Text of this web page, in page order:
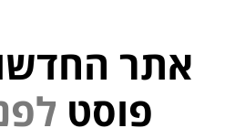
אתר
פוסט